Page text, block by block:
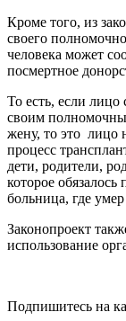
Кроме того, из
своего
человека может
посмертное
То есть, если лицо
своим
жену, то это лицо
процесс
дети, родители,
которое
больница, где
Законопроект
использование
Подпишитесь на